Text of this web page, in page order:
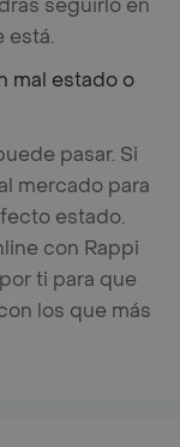
seguirlo en
está.
mal estado o
pasar. Si
mercado para
estado.
con Rappi
ti para que
los que más